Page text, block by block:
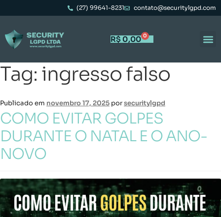
(27) 99641-8231 contato@securitylgpd.com
R$ 0,00 0
Tag: ingresso falso
Publicado em novembro 17, 2025 porsecuritylgpd
COMO EVITAR GOLPES
DURANTE O NATAL E O ANO-
NOVO